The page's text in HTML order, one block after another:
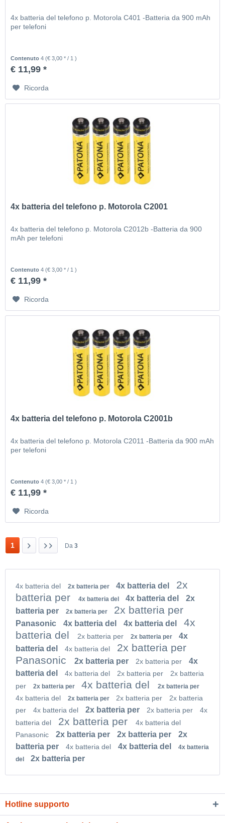
4x batteria del telefono p. Motorola C401 -Batteria da 900 mAh
per telefoni
Contenuto4(€ 3,00 * / 1 )
€ 11,99 *
Ricorda
4x batteria del telefono p. Motorola C2001
4x batteria del telefono p. Motorola C2012b -Batteria da 900
mAh per telefoni
Contenuto4(€ 3,00 * / 1 )
€ 11,99 *
Ricorda
4x batteria del telefono p. Motorola C2001b
4x batteria del telefono p. Motorola C2011 -Batteria da 900 mAh
per telefoni
Contenuto4(€ 3,00 * / 1 )
€ 11,99 *
Ricorda
1 Da 3
4x batteria del 2x batteria per 4x batteria del
2x
batteria per
4x batteria del 4x batteria del
2x
batteria per
2x batteria per 2x batteria per
Panasonic 4x batteria del 4x batteria del
4x
batteria del
2x batteria per 2x batteria per
4x
batteria del
4x batteria del
2x batteria per
Panasonic
2x batteria per 2x batteria per
4x
batteria del
4x batteria del 2x batteria per
2x batteria
per
2x batteria per 4x batteria del 2x batteria per
4x batteria del 2x batteria per 2x batteria per
2x batteria
per
4x batteria del 2x batteria per 2x batteria per
4x
batteria del
2x batteria per
4x batteria del
Panasonic
2x batteria per 2x batteria per
2x
batteria per
4x batteria del 4x batteria del
4x batteria
del
2x batteria per
Hotline supporto